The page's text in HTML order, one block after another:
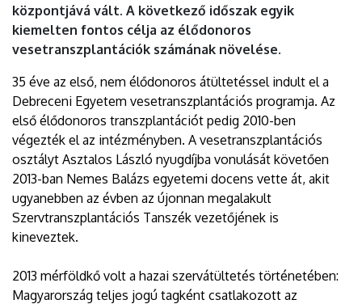
központjává vált. A következő időszak egyik
kiemelten fontos célja az élődonoros
vesetranszplantációk számának növelése.
35 éve az első, nem élődonoros átültetéssel indult el a
Debreceni Egyetem vesetranszplantációs programja. Az
első élődonoros transzplantációt pedig 2010-ben
végezték el az intézményben. A vesetranszplantációs
osztályt Asztalos László nyugdíjba vonulását követően
2013-ban Nemes Balázs egyetemi docens vette át, akit
ugyanebben az évben az újonnan megalakult
Szervtranszplantációs Tanszék vezetőjének is
kineveztek.
2013 mérföldkő volt a hazai szervátültetés történetében:
Magyarország teljes jogú tagként csatlakozott az